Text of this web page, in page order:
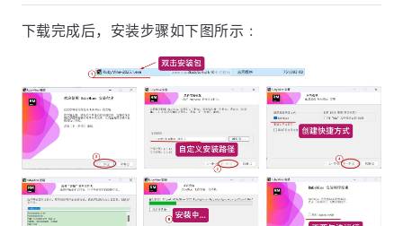
下载完成后，安装步骤如下图所示 :